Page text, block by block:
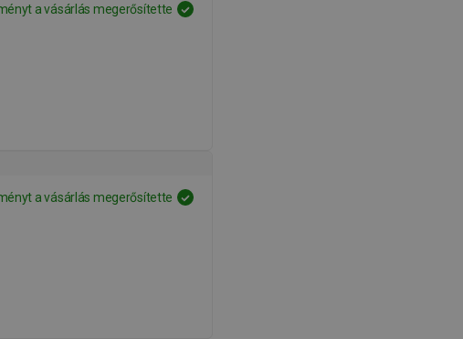
a vásárlás megerősítette
a vásárlás megerősítette